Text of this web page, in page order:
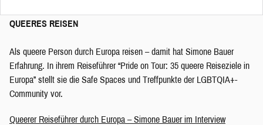
QUEERES REISEN
Als queere Person durch Europa reisen – damit hat Simone Bauer
Erfahrung. In ihrem Reiseführer “Pride on Tour: 35 queere Reiseziele in
Europa” stellt sie die Safe Spaces und Treffpunkte der LGBTQIA+-
Community vor.
Queerer Reiseführer durch Europa – Simone Bauer im Interview